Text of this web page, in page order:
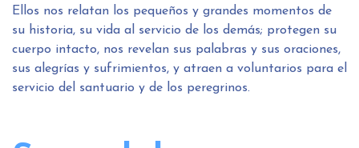
Ellos nos relatan los pequeños y grandes momentos de
su historia, su vida al servicio de los demás; protegen su
cuerpo intacto, nos revelan sus palabras y sus oraciones,
sus alegrías y sufrimientos, y atraen a voluntarios para el
servicio del santuario y de los peregrinos.